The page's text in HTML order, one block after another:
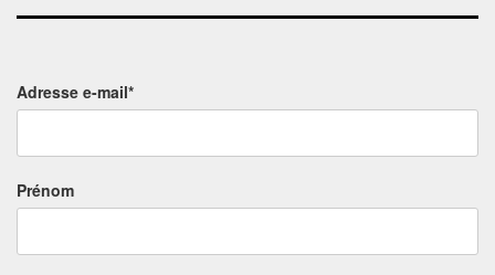
Adresse e-mail*
Prénom